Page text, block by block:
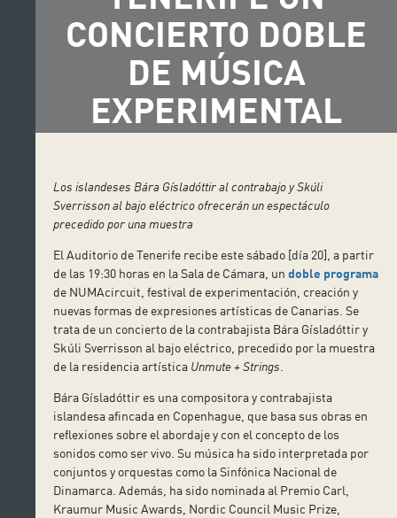
CONCIERTO DOBLE
DE MÚSICA
EXPERIMENTAL
Los islandeses Bára Gísladóttir al contrabajo y Skúli
Sverrisson al bajo eléctrico ofrecerán un espectáculo
precedido por una muestra
El Auditorio de Tenerife recibe este sábado [día 20], a partir
de las 19:30 horas en la Sala de Cámara, undoble programa
de NUMAcircuit, festival de experimentación, creación y
nuevas formas de expresiones artísticas de Canarias. Se
trata de un concierto de la contrabajista Bára Gísladóttir y
Skúli Sverrisson al bajo eléctrico, precedido por la muestra
de la residencia artística Unmute + Strings
Bára Gísladóttir es una compositora y contrabajista
islandesa afincada en Copenhague, que basa sus obras en
reflexiones sobre el abordaje y con el concepto de los
sonidos como ser vivo. Su música ha sido interpretada por
conjuntos y orquestas como la Sinfónica Nacional de
Dinamarca. Además, ha sido nominada al Premio Carl,
Kraumur Music Awards, Nordic Council Music Prize,